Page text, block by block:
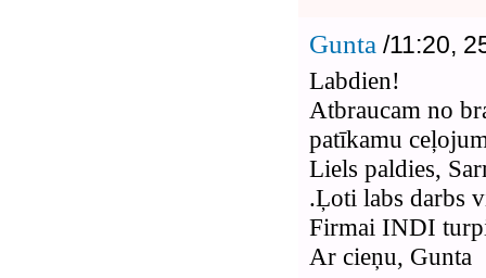
Gunta /11:20,
Labdien!
Atbraucam no
patīkamu
Liels paldies,
.Ļoti labs darbs
Firmai INDI
Ar cieņu, Gunta